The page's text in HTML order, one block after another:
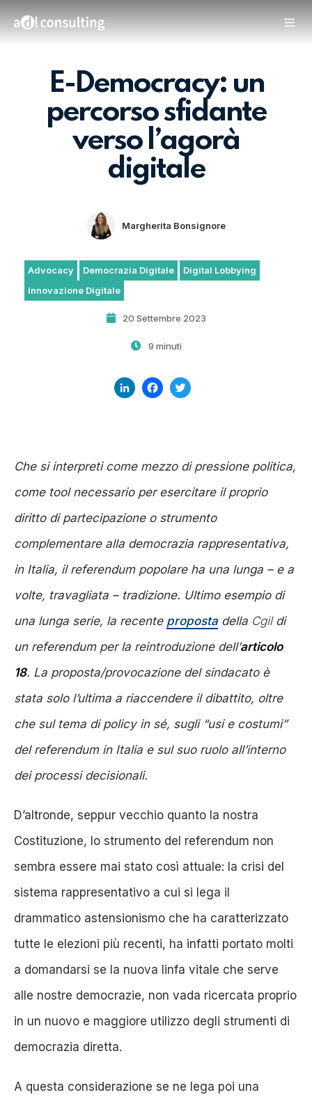
E-Democracy: un
percorso sfidante
verso l’agorà
digitale
Margherita Bonsignore
Advocacy Democrazia Digitale
Digital Lobbying
Innovazione Digitale
20 Settembre 2023
9 minuti
Che si interpreti come mezzo di pressione politica,
come tool necessario per esercitare il proprio
diritto di partecipazione o strumento
complementare alla democrazia rappresentativa,
in Italia, il referendum popolare ha una lunga – e a
volte, travagliata – tradizione. Ultimo esempio di
una lunga serie, la recente proposta della Cgil di
un referendum per la reintroduzione dell’articolo
18. La proposta/provocazione del sindacato è
stata solo l’ultima a riaccendere il dibattito, oltre
che sul tema di policy in sé, sugli “usi e costumi”
del referendum in Italia e sul suo ruolo all’interno
dei processi decisionali.
D’altronde, seppur vecchio quanto la nostra
Costituzione, lo strumento del referendum non
sembra essere mai stato così attuale: la crisi del
sistema rappresentativo a cui si lega il
drammatico astensionismo che ha caratterizzato
tutte le elezioni più recenti, ha infatti portato molti
a domandarsi se la nuova linfa vitale che serve
alle nostre democrazie, non vada ricercata proprio
in un nuovo e maggiore utilizzo degli strumenti di
democrazia diretta.
A questa considerazione se ne lega poi una